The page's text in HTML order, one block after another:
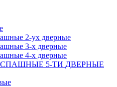
2-ух дверные
3-х дверные
4-х дверные
5-ТИ ДВЕРНЫЕ